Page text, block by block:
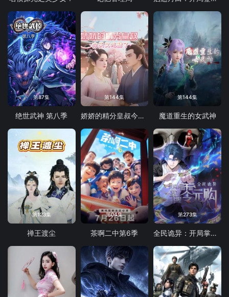
第87集
绝世武神 第八季
第144集
娇娇的精分皇叔今天又吃醋了
第144集
魔道重生的女武神
第123集
禅王渡尘
第04集
茶啊二中第6季
第273集
全民诡异：开局掌握零元购